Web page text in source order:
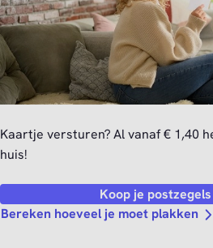
Kaartje versturen? Al vanaf € 1,40
huis!
Koop je
Bereken hoeveel je moet plakken